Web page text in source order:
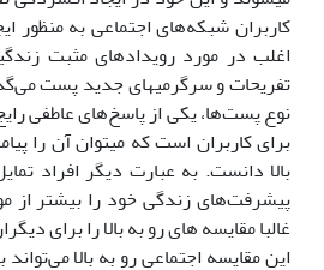
کاربران شبکه‌های اجتماعی به منظور
اغلب در مورد رویدادهای مثبت
تفریحات و سرگرمی­های جدید پست
نوع پست‌ها، یکی از پاسخ‌های عاطفی
برای کاربران است که می­توان آن را
بالا دانست. به عبارت دیگر افراد
پیشرفت‌های زندگی خود را بیشتر از
غالبا مقایسه های رو به بالا را برای
این مقایسه اجتماعی رو به بالا